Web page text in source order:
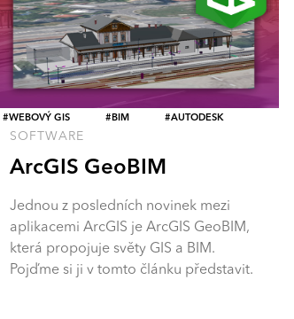
WEBOVÝ GIS BIM AUTODESK
SOFTWARE
ArcGIS GeoBIM
Jednou z posledních novinek mezi
aplikacemi ArcGIS je ArcGIS GeoBIM,
která propojuje světy GIS a BIM.
Pojďme si ji v tomto článku představit.